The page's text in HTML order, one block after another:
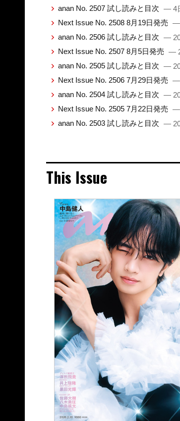
anan No. 2507 試し読みと目次 — 4
Next Issue No. 2508 8月19日発売 —
anan No. 2506 試し読みと目次 —
Next Issue No. 2507 8月5日発売 —
anan No. 2505 試し読みと目次 —
Next Issue No. 2506 7月29日発売 —
anan No. 2504 試し読みと目次 —
Next Issue No. 2505 7月22日発売 —
anan No. 2503 試し読みと目次 —
This Issue